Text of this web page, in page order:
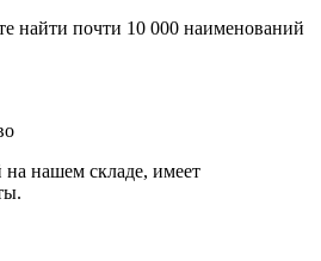
найти почти 10 000 наименований
нашем складе, имеет